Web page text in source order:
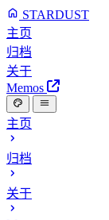
STARDUST
主页
归档
关于
Memos
主页
归档
关于